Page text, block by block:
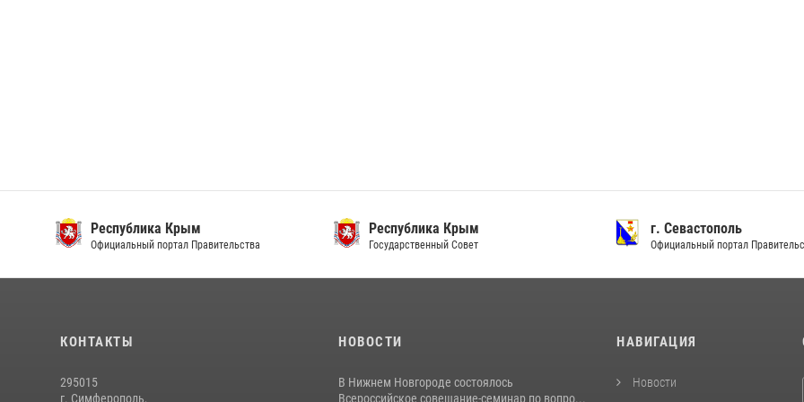
Республика Крым
Официальный портал Правительства
Республика Крым
Государственный Совет
г. Севастополь
Официальный портал
КОНТАКТЫ
295015
г. Симферополь,
НОВОСТИ
В Нижнем Новгороде состоялось
Всероссийское совещание-семинар по вопро...
НАВИГАЦИЯ
Новости